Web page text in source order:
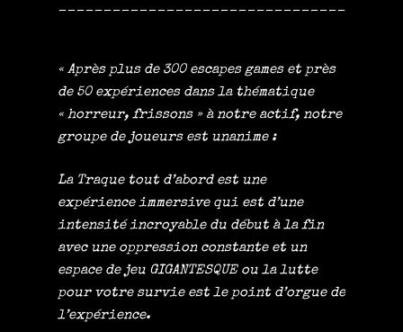
« Après plus de 300 escapes games et près
de 50 expériences dans la thématique
« horreur, frissons » à notre actif, notre
groupe de joueurs est unanime :
La Traque tout d’abord est une
expérience immersive qui est d’une
intensité incroyable du début à la fin
avec une oppression constante et un
espace de jeu GIGANTESQUE ou la lutte
pour votre survie est le point d’orgue de
l’expérience.